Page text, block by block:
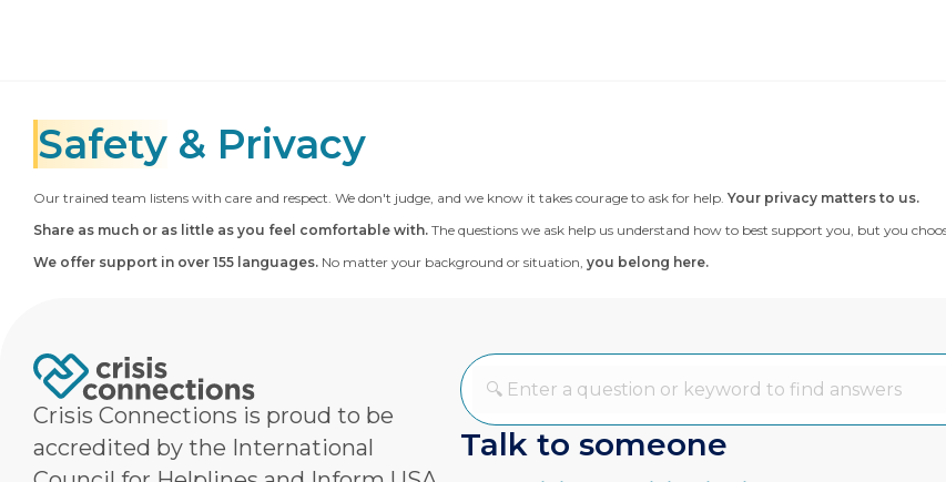
Safety & Privacy
Our trained team listens with care and respect. We don't judge, and we know it takes courage to ask for help. Your privacy matters to us.
Share as much or as little as you feel comfortable with. The questions we ask help us understand how to best support you, but you
We offer support in over 155 languages. No matter your background or situation, you belong here.
Crisis Connections is proud to be
accredited by the International
Talk to someone